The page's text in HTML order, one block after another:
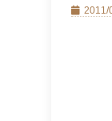
Posted
2011/